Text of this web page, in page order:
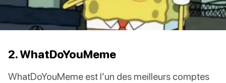
2. WhatDoYouMeme
WhatDoYouMeme est l’un des meilleurs comptes